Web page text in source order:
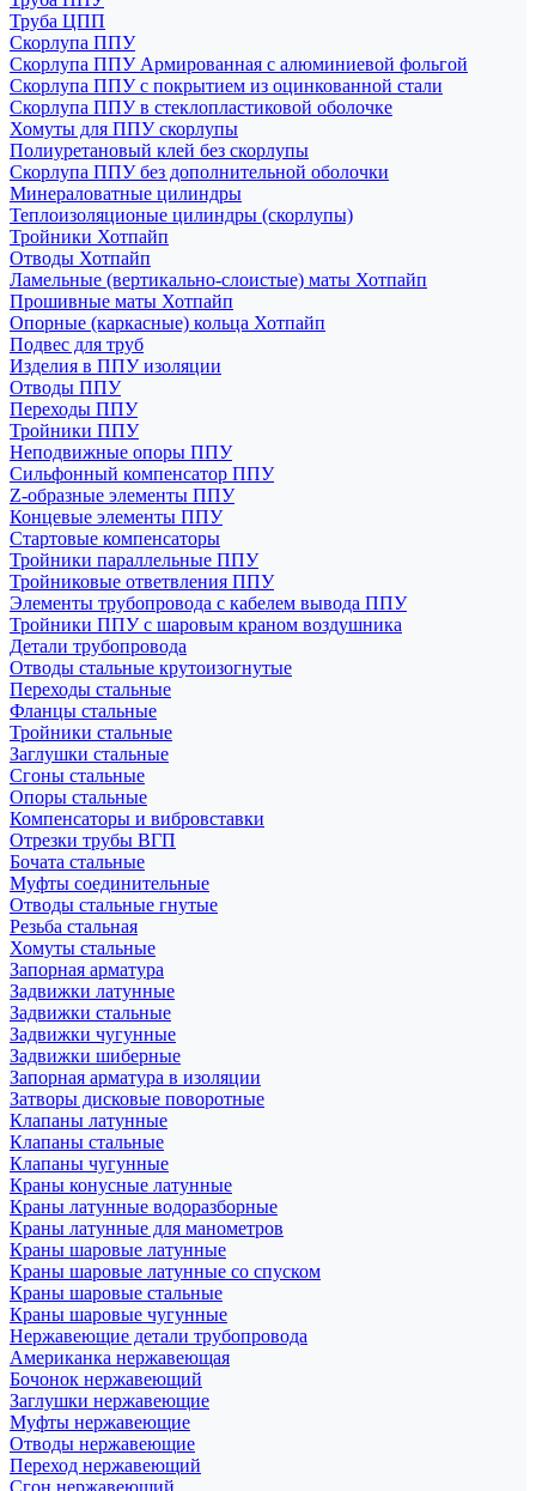
Труба ЦПП
Скорлупа ППУ
Скорлупа ППУ Армированная с алюминиевой фольгой
Скорлупа ППУ с покрытием из оцинкованной стали
Скорлупа ППУ в стеклопластиковой оболочке
Хомуты для ППУ скорлупы
Полиуретановый клей без скорлупы
Скорлупа ППУ без дополнительной оболочки
Минераловатные цилиндры
Теплоизоляционые цилиндры (скорлупы)
Тройники Хотпайп
Отводы Хотпайп
Ламельные (вертикально-слоистые) маты Хотпайп
Прошивные маты Хотпайп
Опорные (каркасные) кольца Хотпайп
Подвес для труб
Изделия в ППУ изоляции
Отводы ППУ
Переходы ППУ
Тройники ППУ
Неподвижные опоры ППУ
Cильфонный компенсатор ППУ
Z-образные элементы ППУ
Концевые элементы ППУ
Стартовые компенсаторы
Тройники параллельные ППУ
Тройниковые ответвления ППУ
Элементы трубопровода с кабелем вывода ППУ
Тройники ППУ с шаровым краном воздушника
Детали трубопровода
Отводы стальные крутоизогнутые
Переходы стальные
Фланцы стальные
Тройники стальные
Заглушки стальные
Сгоны стальные
Опоры стальные
Компенсаторы и вибровставки
Отрезки трубы ВГП
Бочата стальные
Муфты соединительные
Отводы стальные гнутые
Резьба стальная
Хомуты стальные
Запорная арматура
Задвижки латунные
Задвижки стальные
Задвижки чугунные
Задвижки шиберные
Запорная арматура в изоляции
Затворы дисковые поворотные
Клапаны латунные
Клапаны стальные
Клапаны чугунные
Краны конусные латунные
Краны латунные водоразборные
Краны латунные для манометров
Краны шаровые латунные
Краны шаровые латунные со спуском
Краны шаровые стальные
Краны шаровые чугунные
Нержавеющие детали трубопровода
Американка нержавеющая
Бочонок нержавеющий
Заглушки нержавеющие
Муфты нержавеющие
Отводы нержавеющие
Переход нержавеющий
Сгон нержавеющий